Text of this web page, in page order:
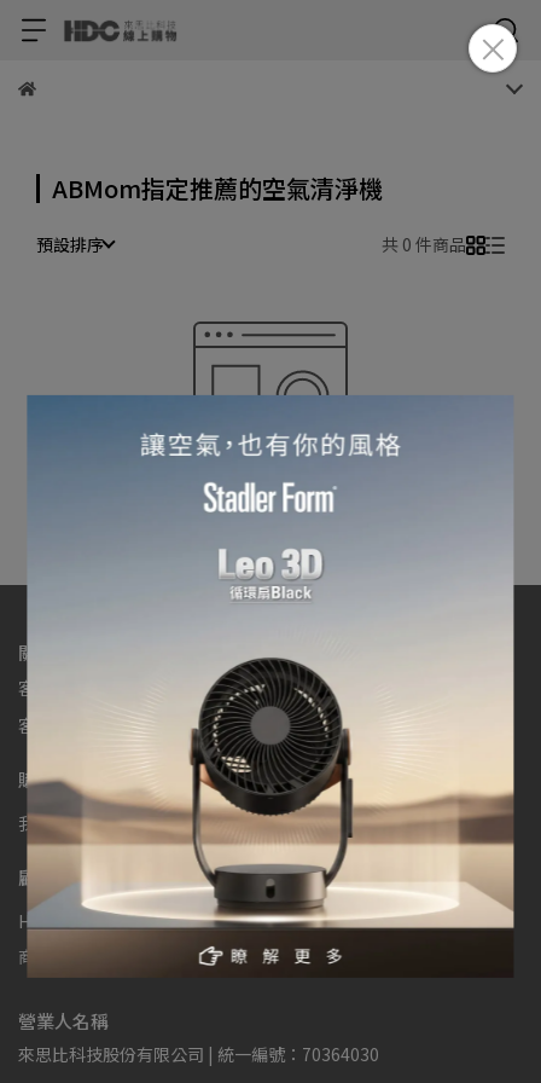
ABMom指定推薦的空氣清淨機
預設排序 共 0 件商品
很抱歉，無商品符合篩選條件
請重新輸入篩選
關於我們
客服專線：免付費專線0800-000-104
客服時間：週一至週五 9:00-17:30
購物相關
我的帳戶 服務條款 隱私政策 防詐騙聲明 退貨、退款政策
顧客服務
HDC來思比科技官網 產品註冊 | 享延長保固及額外優惠
商品常見問題
使用手冊 線上申請維修
營業人名稱
來思比科技股份有限公司 | 統一編號：70364030